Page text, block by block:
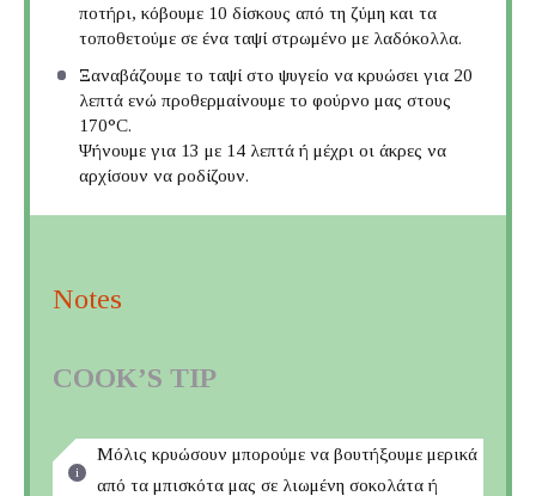
ποτήρι, κόβουμε 10 δίσκους από τη ζύμη και τα
τοποθετούμε σε ένα ταψί στρωμένο με λαδόκολλα.
Ξαναβάζουμε το ταψί στο ψυγείο να κρυώσει για 20
λεπτά ενώ προθερμαίνουμε το φούρνο μας στους
170°C.
Ψήνουμε για 13 με 14 λεπτά ή μέχρι οι άκρες να
αρχίσουν να ροδίζουν.
Notes
COOK’S TIP
Μόλις κρυώσουν μπορούμε να βουτήξουμε μερικά
από τα μπισκότα μας σε λιωμένη σοκολάτα ή